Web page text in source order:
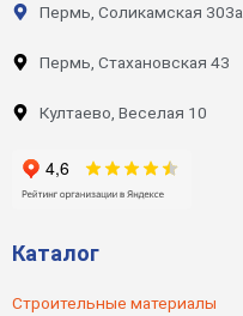
Пермь, Соликамская 303а
Пермь, Стахановская 43
Култаево, Веселая 10
Каталог
Строительные материалы